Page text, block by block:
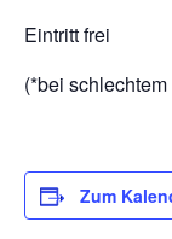
Eintritt frei
(*bei
Zum